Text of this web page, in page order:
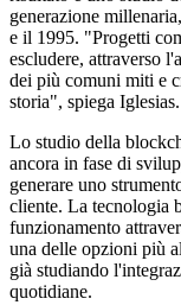
generazione
e il 1995. "Progetti
escludere, attraverso
dei più comuni miti e
storia", spiega Iglesias.
Lo studio della
ancora in fase di
generare uno
cliente. La tecnologia
funzionamento
una delle opzioni più
già studiando
quotidiane.